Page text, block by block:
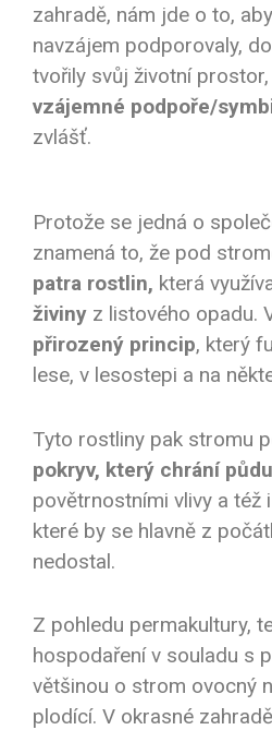
zahradě, nám jde o to,
navzájem podporovaly,
tvořily svůj životní
vzájemné podpoře/
zvlášť.
Protože se jedná o
znamená to, že pod
patra rostlin, která
živiny z listového opadu.
přirozený princip, který
lese, v lesostepi a na
Tyto rostliny pak stromu
pokryv, který chrání půdu
povětrnostními vlivy a též i
které by se hlavně z
nedostal.
Z pohledu permakultury,
hospodaření v souladu s
většinou o strom ovocný
plodící. V okrasné